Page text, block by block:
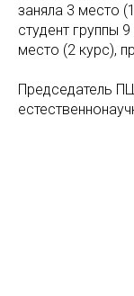
заняла 3 место
студент группы
место (2 курс),
Председатель